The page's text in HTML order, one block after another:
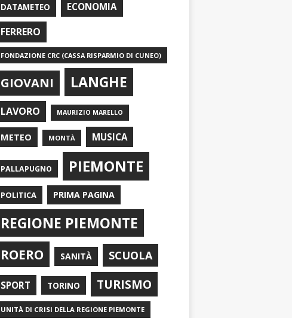
DATAMETEO ECONOMIA
FERRERO
FONDAZIONE CRC (CASSA RISPARMIO DI CUNEO)
GIOVANI LANGHE
LAVORO MAURIZIO MARELLO
METEO MONTÀ MUSICA
PALLAPUGNO PIEMONTE
POLITICA PRIMA PAGINA
REGIONE PIEMONTE
ROERO SANITÀ SCUOLA
SPORT TORINO TURISMO
UNITÀ DI CRISI DELLA REGIONE PIEMONTE